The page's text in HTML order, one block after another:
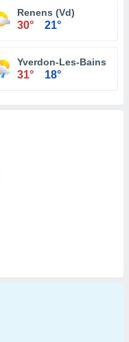
Renens (Vd)
30° 21°
Yverdon-Les-Bains
31° 18°